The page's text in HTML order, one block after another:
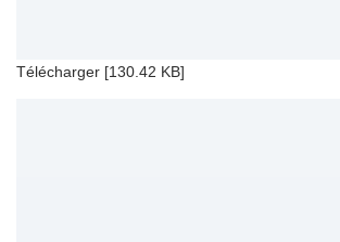
Télécharger [130.42 KB]